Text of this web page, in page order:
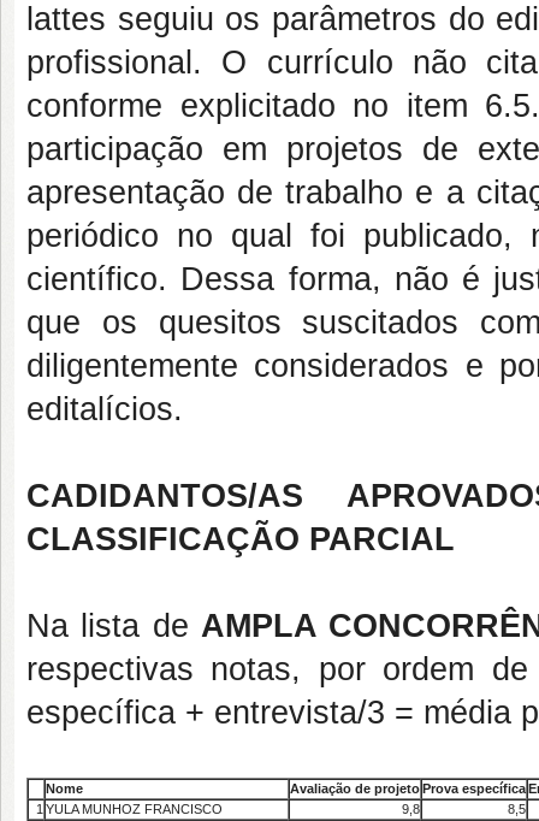
lattes seguiu os parâmetros do
profissional. O currículo não
conforme explicitado no item
participação em projetos de
apresentação de trabalho e a
periódico no qual foi publicado,
científico. Dessa forma, não é
que os quesitos suscitados
diligentemente considerados e
editalícios.
CADIDANTOS/AS
CLASSIFICAÇÃO PARCIAL
Na lista de AMPLA
respectivas notas, por ordem
específica + entrevista/3 = média
Nome Avaliação de projetoProva específica
1 YULA MUNHOZ FRANCISCO 9,8
8,5